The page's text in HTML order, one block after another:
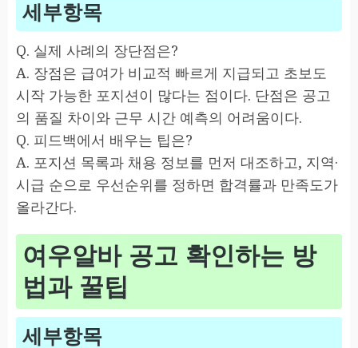
세부항목
Q. 실제 사례의 장단점은?
A. 장점은 급여가 비교적 빠르게 지급되고 초보도
시작 가능한 포지션이 많다는 점이다. 단점은 공고
의 품질 차이와 근무 시간 예측의 어려움이다.
Q. 피드백에서 배우는 팁은?
A. 포지션 목록과 채용 정보를 먼저 대조하고, 지역·
시급 순으로 우선순위를 정하면 합격률과 만족도가
올라간다.
여우알바 공고 확인하는 방
법과 꿀팁
세부항목